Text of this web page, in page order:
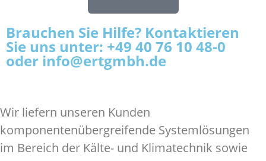
Brauchen Sie Hilfe? Kontaktieren
Sie uns unter: +49 40 76 10 48-0
oder info@ertgmbh.de
Wir liefern unseren Kunden
komponentenübergreifende Systemlösungen
im Bereich der Kälte- und Klimatechnik sowie